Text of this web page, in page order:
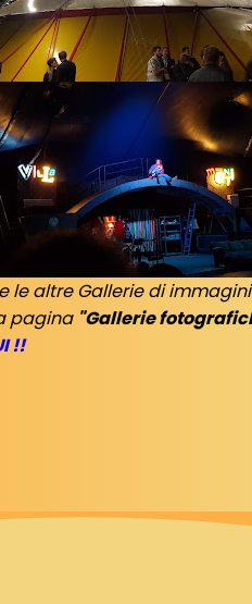
le altre Gallerie di
pagina "Gallerie
!!